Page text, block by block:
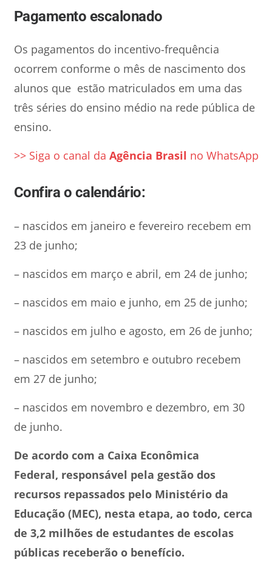
Pagamento escalonado
Os pagamentos do incentivo-frequência
ocorrem conforme o mês de nascimento dos
alunos que estão matriculados em uma das
três séries do ensino médio na rede pública de
ensino.
>> Siga o canal da Agência Brasil no WhatsApp
Confira o calendário:
– nascidos em janeiro e fevereiro recebem em
23 de junho;
– nascidos em março e abril, em 24 de junho;
– nascidos em maio e junho, em 25 de junho;
– nascidos em julho e agosto, em 26 de junho;
– nascidos em setembro e outubro recebem
em 27 de junho;
– nascidos em novembro e dezembro, em 30
de junho.
De acordo com a Caixa Econômica
Federal, responsável pela gestão dos
recursos repassados pelo Ministério da
Educação (MEC), nesta etapa, ao todo, cerca
de 3,2 milhões de estudantes de escolas
públicas receberão o benefício.